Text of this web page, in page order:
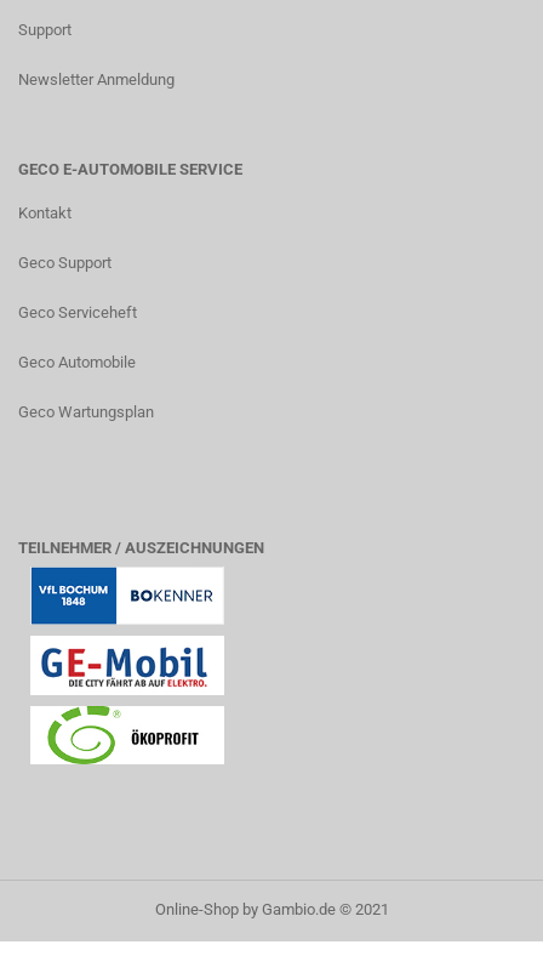
Support
Newsletter Anmeldung
GECO E-AUTOMOBILE SERVICE
Kontakt
Geco Support
Geco Serviceheft
Geco Automobile
Geco Wartungsplan
TEILNEHMER / AUSZEICHNUNGEN
Online-Shopby Gambio.de © 2021